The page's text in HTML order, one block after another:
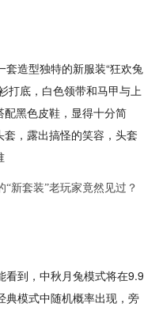
造型独特的新服装“狂欢兔
打底，白色领带和马甲与上
黑色皮鞋，显得十分简
，露出搞怪的笑容，头套
看到，中秋月兔模式将在9.9
典模式中随机概率出现，旁